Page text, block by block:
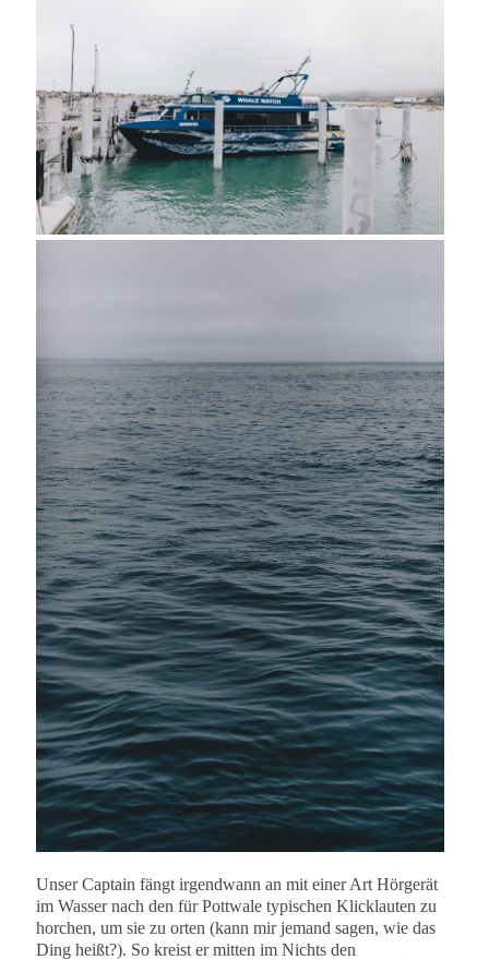
Unser Captain fängt irgendwann an mit einer Art Hörgerät
im Wasser nach den für Pottwale typischen Klicklauten zu
horchen, um sie zu orten (kann mir jemand sagen, wie das
Ding heißt?). So kreist er mitten im Nichts den